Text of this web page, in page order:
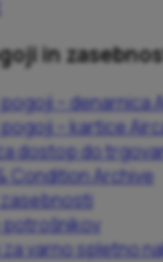
in
– denarnica
pogoji – kartice
dostop do
Condition Archive
zasebnosti
potrošnikov
za varno spletno